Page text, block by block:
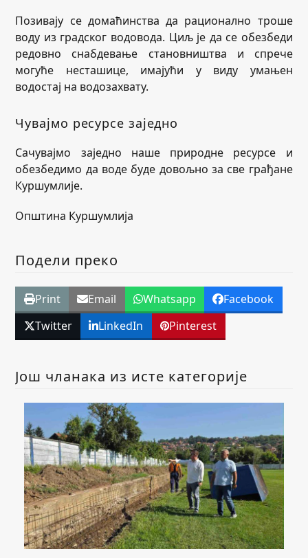
Позивају се домаћинства да рационално троше
воду из градског водовода. Циљ је да се обезбеди
редовно снабдевање становништва и спрече
могуће несташице, имајући у виду умањен
водостај на водозахвату.
Чувајмо ресурсе заједно
Сачувајмо заједно наше природне ресурсе и
обезбедимо да воде буде довољно за све грађане
Куршумлије.
Општина Куршумлија
Подели преко
Print Email Whatsapp
Facebook
Twitter
LinkedIn Pinterest
Још чланака из исте категорије